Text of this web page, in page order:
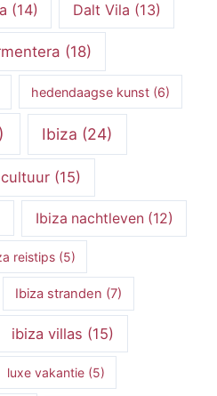
(14) Dalt Vila (13)
(18)
hedendaagse kunst (6)
Ibiza (24)
(15)
Ibiza nachtleven (12)
reistips(5)
Ibiza stranden (7)
ibiza villas (15)
luxe vakantie(5)